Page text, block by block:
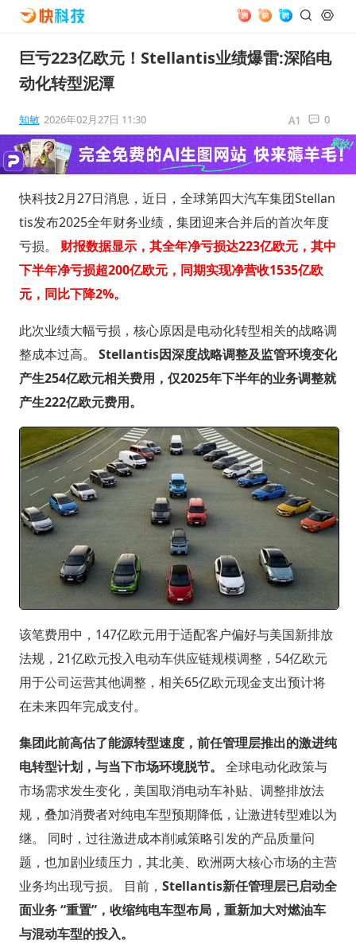
巨亏223亿欧元！Stellantis业绩爆雷:深陷电
动化转型泥潭
知敏 2026年02月27日 11:30 0
快科技2月27日消息，近日，全球第四大汽车集团Stellan
tis发布2025全年财务业绩，集团迎来合并后的首次年度
亏损。 财报数据显示，其全年净亏损达223亿欧元，其中
下半年净亏损超200亿欧元，同期实现净营收1535亿欧
元，同比下降2%。
此次业绩大幅亏损，核心原因是电动化转型相关的战略调
整成本过高。 Stellantis因深度战略调整及监管环境变化
产生254亿欧元相关费用，仅2025年下半年的业务调整就
产生222亿欧元费用。
该笔费用中，147亿欧元用于适配客户偏好与美国新排放
法规，21亿欧元投入电动车供应链规模调整，54亿欧元
用于公司运营其他调整，相关65亿欧元现金支出预计将
在未来四年完成支付。
集团此前高估了能源转型速度，前任管理层推出的激进纯
电转型计划，与当下市场环境脱节。
全球电动化政策与
市场需求发生变化，美国取消电动车补贴、调整排放法
规，叠加消费者对纯电车型预期降低，让激进转型难以为
继。 同时，过往激进成本削减策略引发的产品质量问
题，也加剧业绩压力，其北美、欧洲两大核心市场的主营
业务均出现亏损。 目前， Stellantis新任管理层已启动全
面业务 “重置”，收缩纯电车型布局，重新加大对燃油车
与混动车型的投入。